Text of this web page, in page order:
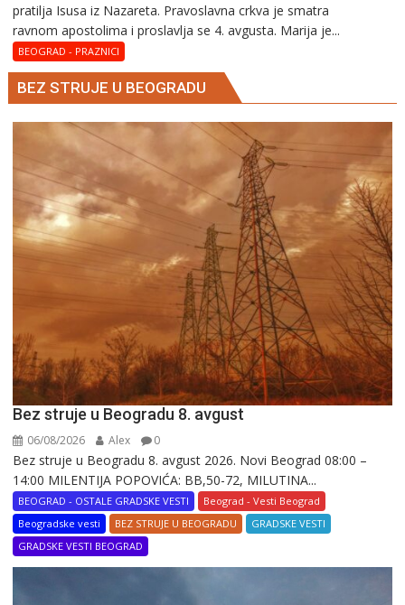
Marija
Magdalena
pratilja Isusa iz Nazareta. Pravoslavna crkva je smatra
ravnom apostolima i proslavlja se 4. avgusta. Marija je...
BEOGRAD - PRAZNICI
BEZ STRUJE U BEOGRADU
Bez struje u Beogradu 8. avgust
06/08/2026 Alex 0
Bez struje u Beogradu 8. avgust 2026. Novi Beograd 08:00 –
14:00 MILENTIJA POPOVIĆA: BB,50-72, MILUTINA...
BEOGRAD - OSTALE GRADSKE VESTI
Beograd - Vesti Beograd
Beogradske vesti
BEZ STRUJE U BEOGRADU
GRADSKE VESTI
GRADSKE VESTI BEOGRAD